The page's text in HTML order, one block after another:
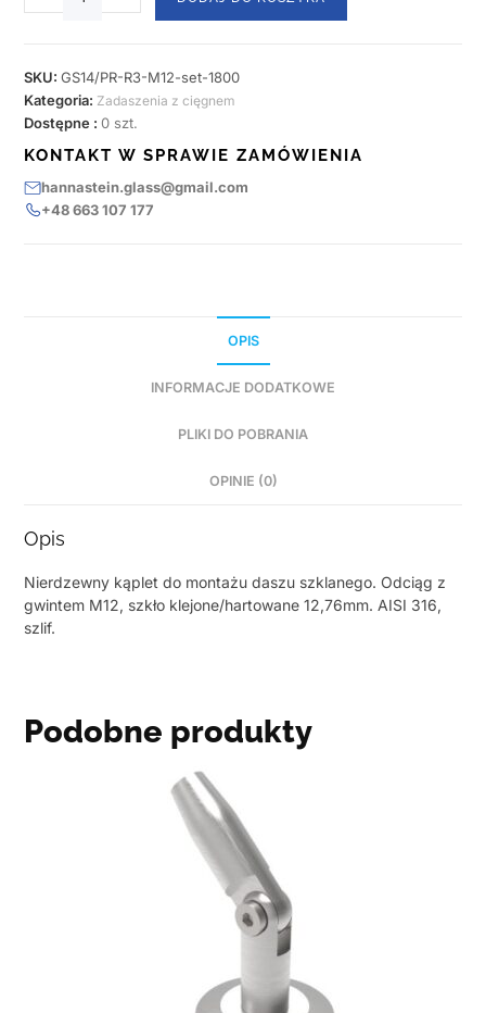
SKU:GS14/PR-R3-M12-set-1800
Kategoria: Zadaszenia z cięgnem
Dostępne :0 szt.
KONTAKT W SPRAWIE ZAMÓWIENIA
hannastein.glass@gmail.com
+48 663 107 177
OPIS
INFORMACJE DODATKOWE
PLIKI DO POBRANIA
OPINIE (0)
Opis
Nierdzewny kąplet do montażu daszu szklanego. Odciąg z
gwintem M12, szkło klejone/hartowane 12,76mm. AISI 316,
szlif.
Podobne produkty